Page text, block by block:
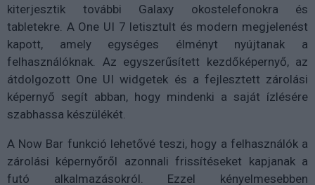
kiterjesztik további Galaxy okostelefonokra és
tabletekre. A One UI 7 letisztult és modern megjelenést
kapott, amely egységes élményt nyújtanak a
felhasználóknak. Az egyszerűsített kezdőképernyő, az
átdolgozott One UI widgetek és a fejlesztett zárolási
képernyő segít abban, hogy mindenki a saját ízlésére
szabhassa készülékét.
A Now Bar funkció lehetővé teszi, hogy a felhasználók a
zárolási képernyőről azonnali frissítéseket kapjanak a
futó alkalmazásokról. Ezzel kényelmesebben